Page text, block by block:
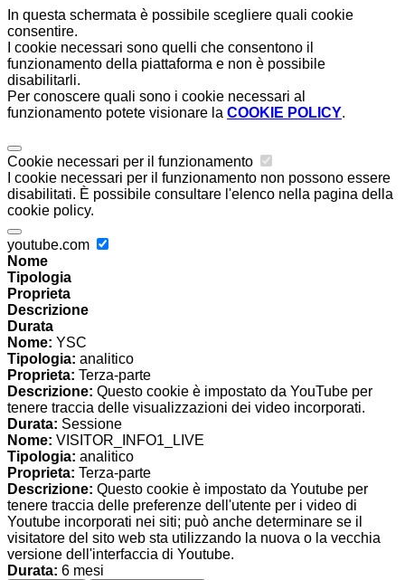
In questa schermata è possibile scegliere quali cookie
consentire.
I cookie necessari sono quelli che consentono il
funzionamento della piattaforma e non è possibile
disabilitarli.
Per conoscere quali sono i cookie necessari al
funzionamento potete visionare la COOKIE POLICY.
Cookie necessari per il funzionamento
I cookie necessari per il funzionamento non possono essere
disabilitati. È possibile consultare l'elenco nella pagina della
cookie policy.
youtube.com
Nome
Tipologia
Proprieta
Descrizione
Durata
Nome: YSC
Tipologia: analitico
Proprieta: Terza-parte
Descrizione: Questo cookie è impostato da YouTube per
tenere traccia delle visualizzazioni dei video incorporati.
Durata: Sessione
Nome: VISITOR_INFO1_LIVE
Tipologia: analitico
Proprieta: Terza-parte
Descrizione: Questo cookie è impostato da Youtube per
tenere traccia delle preferenze dell'utente per i video di
Youtube incorporati nei siti; può anche determinare se il
visitatore del sito web sta utilizzando la nuova o la vecchia
versione dell'interfaccia di Youtube.
Durata: 6 mesi